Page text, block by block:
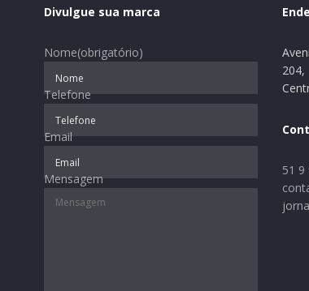
Divulgue sua marca
Nome(obrigatório)
Telefone
Email
Mensagem
204,
51 9